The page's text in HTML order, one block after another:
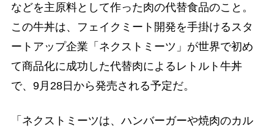
などを主原料として作った肉の代替食品のこと。
この牛丼は、フェイクミート開発を手掛けるスタ
ートアップ企業「ネクストミーツ」が世界で初め
て商品化に成功した代替肉によるレトルト牛丼
で、9月28日から発売される予定だ。
「ネクストミーツは、ハンバーガーや焼肉のカル